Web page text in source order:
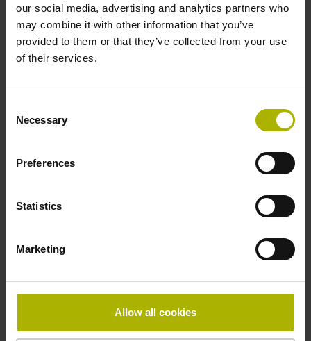
our social media, advertising and analytics partners who
may combine it with other information that you’ve
provided to them or that they’ve collected from your use
of their services.
Selection
Necessary
Preferences
Statistics
Marketing
Allow all cookies
8180_it.h
Data.a
Tipo di prodotto
Programma NC Controllo numerico macchina
Fresatura
TNC 640 TNC 620 iTNC 530 TNC 320